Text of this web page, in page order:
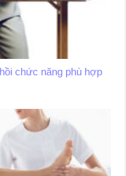
chức năng phù hợp